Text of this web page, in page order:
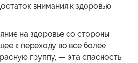
внимания к здоровью
на здоровье со стороны
к переходу во все более
группу, — эта опасность